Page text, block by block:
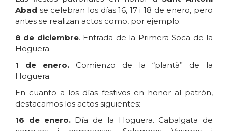
Abad se celebran los días 16, 17 i 18 de enero, pero
antes se realizan actos como, por ejemplo:
8 de diciembre. Entrada de la Primera Soca de la
Hoguera.
1 de enero. Comienzo de la “plantà” de la
Hoguera.
En cuanto a los días festivos en honor al patrón,
destacamos los actos siguientes:
16 de enero.Día de la Hoguera. Cabalgata de